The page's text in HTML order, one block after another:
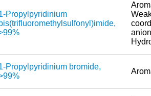
Coatings
Propylpyridinium
bis(trifluoromethylsulfonyl)imide,
Propylpyridinium bromide,